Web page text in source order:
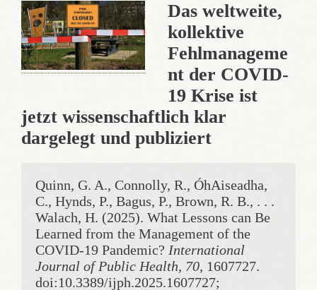
Das weltweite,
kollektive
Fehlmanageme
nt der COVID-
19 Krise ist
jetzt wissenschaftlich klar
dargelegt und publiziert
Quinn, G. A., Connolly, R., ÓhAiseadha,
C., Hynds, P., Bagus, P., Brown, R. B., . . .
Walach, H. (2025). What Lessons can Be
Learned from the Management of the
COVID-19 Pandemic? International
Journal of Public Health, 70, 1607727.